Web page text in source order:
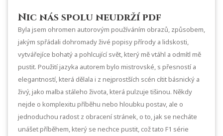
Nic nás spolu neudrží pdf
Byla jsem ohromen autorovým používáním obrazů, způsobem,
jakým spřádali dohromady živé popisy přírody a lidskosti,
vytvářejíce bohatý a pohlcující svět, který mě vtáhl a odmítl mě
pustit. Použití jazyka autorem bylo mistrovské, s přesností a
elegantností, která dělala i z nejprostších scén cítit básnický a
živý, jako malba stáleho života, která pulzuje tišinou. Někdy
nejde o komplexitu příběhu nebo hloubku postav, ale o
jednoduchou radost z obracení stránek, o to, jak se necháte
unášet příběhem, který se nechce pustit, což tato F1 série